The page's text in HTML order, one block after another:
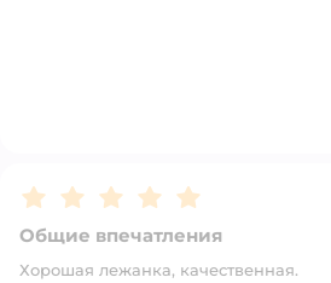
Рейтинг:5
Общие впечатления
Хорошая лежанка, качественная.